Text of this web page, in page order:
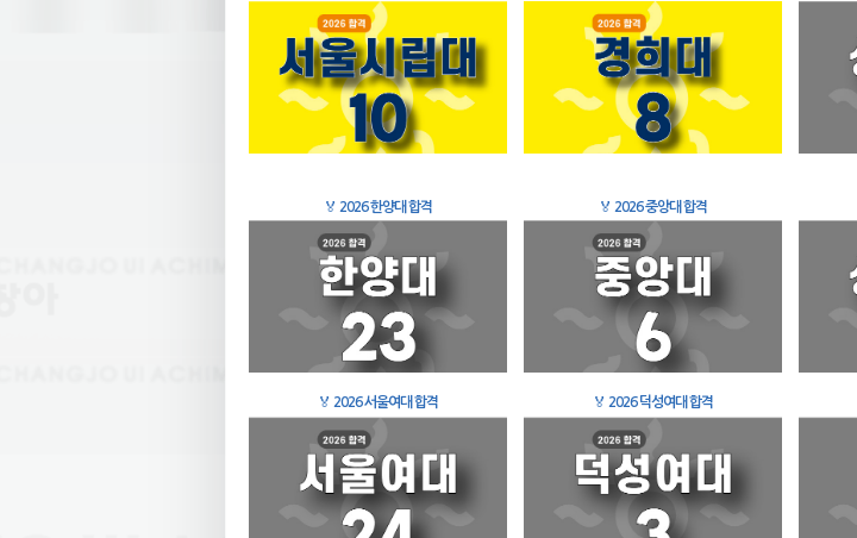
🏅 2026 한양대 합격 🏅 2026 중앙대 합격
🏅 2026 서울여대 합격 🏅 2026 덕성여대 합격